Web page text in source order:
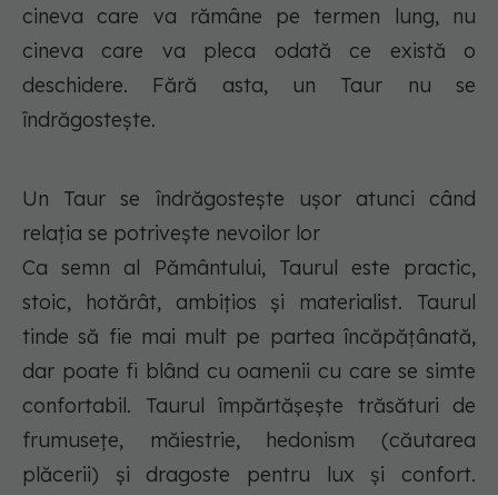
cineva care va rămâne pe termen lung, nu
cineva care va pleca odată ce există o
deschidere. Fără asta, un Taur nu se
îndrăgostește.
Un Taur se îndrăgostește ușor atunci când
relația se potrivește nevoilor lor
Ca semn al Pământului, Taurul este practic,
stoic, hotărât, ambițios și materialist. Taurul
tinde să fie mai mult pe partea încăpățânată,
dar poate fi blând cu oamenii cu care se simte
confortabil. Taurul împărtășește trăsături de
frumusețe, măiestrie, hedonism (căutarea
plăcerii) și dragoste pentru lux și confort.